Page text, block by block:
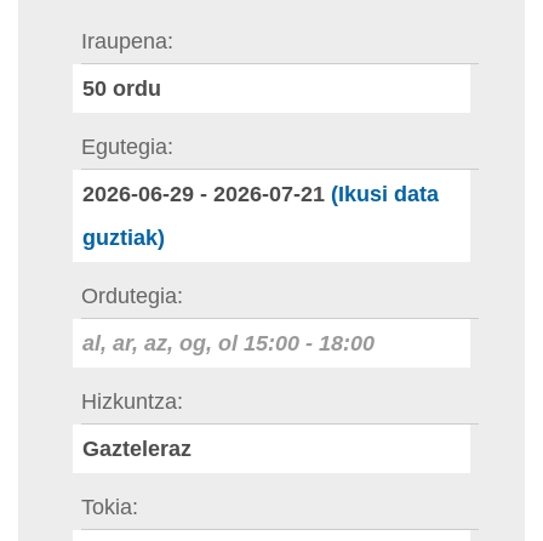
Iraupena
50 ordu
Egutegia
2026-06-29 - 2026-07-21 (Ikusi data
guztiak)
Ordutegia
al, ar, az, og, ol 15:00 - 18:00
Hizkuntza
Gazteleraz
Tokia